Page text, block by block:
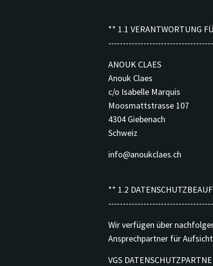
** 1.1 VERANTWORTUNG
ANOUK CLAES
Anouk Claes
c/o Isabelle Marquis
Moosmattstrasse 107
4304 Giebenach
Schweiz
info@anoukclaes.ch
** 1.2
Wir verfügen über
Ansprechpartner für
VGS